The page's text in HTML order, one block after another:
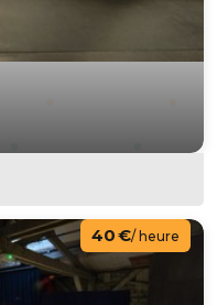
40 €/ heure